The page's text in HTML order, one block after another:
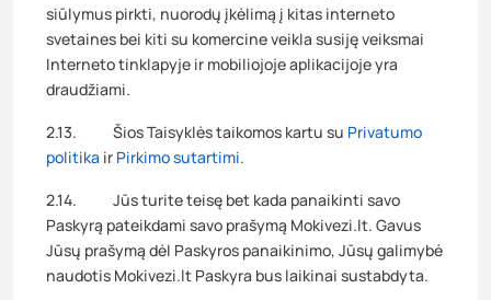
siūlymus pirkti, nuorodų įkėlimą į kitas interneto
svetaines bei kiti su komercine veikla susiję veiksmai
Interneto tinklapyje ir mobiliojoje aplikacijoje yra
draudžiami.
2.13. Šios Taisyklės taikomos kartu su Privatumo
politika ir Pirkimo sutartimi.
2.14. Jūs turite teisę bet kada panaikinti savo
Paskyrą pateikdami savo prašymą Mokivezi.lt. Gavus
Jūsų prašymą dėl Paskyros panaikinimo, Jūsų galimybė
naudotis Mokivezi.lt Paskyra bus laikinai sustabdyta.